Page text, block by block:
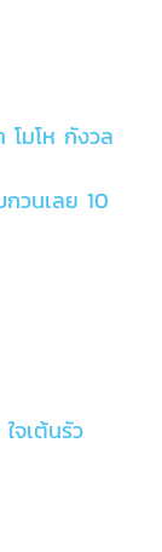
โมโห กังวล
วนเลย 10
จเต้นรัว